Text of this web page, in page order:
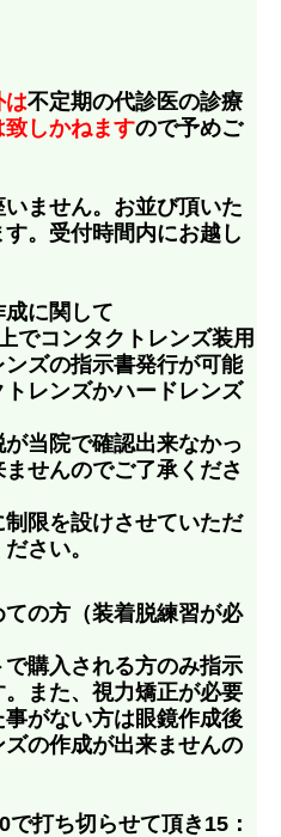
は不定期の代診医の診療
しかねますので予めご
ません。お並び頂いた
。受付時間内にお越し
に関して
でコンタクトレンズ装用
ズの指示書発行が可能
トレンズかハードレンズ
当院で確認出来なかっ
せんのでご了承くださ
限を設けさせていただ
さい。
の方（装着脱練習が必
購入される方のみ指示
また、視力矯正が必要
がない方は眼鏡作成後
の作成が出来ませんの
打ち切らせて頂き15：